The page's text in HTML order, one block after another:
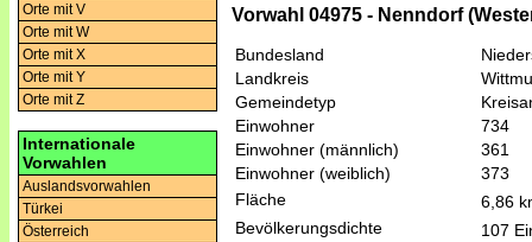
Orte mit V
Orte mit W
Orte mit X
Orte mit Y
Orte mit Z
Internationale
Vorwahlen
Auslandsvorwahlen
Türkei
Österreich
Vorwahl 04975 - Nenndorf
Bundesland
Landkreis
Gemeindetyp
Einwohner
734
Einwohner (männlich)
361
Einwohner (weiblich)
373
Fläche
6,86
Bevölkerungsdichte
107